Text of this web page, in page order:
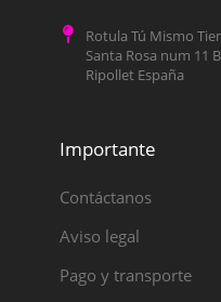
Rotula Tú Mismo
Santa Rosa num 11
Ripollet España
Importante
Contáctanos
Aviso legal
Pago y transporte